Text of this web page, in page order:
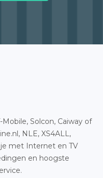
Solcon, Caiway of
NLE, XS4ALL,
met Internet en TV
en hoogste